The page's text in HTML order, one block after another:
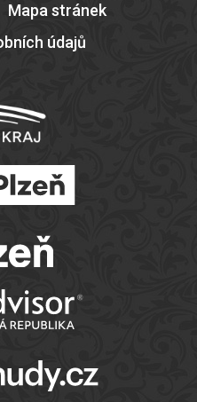
Mapa stránek
údajů